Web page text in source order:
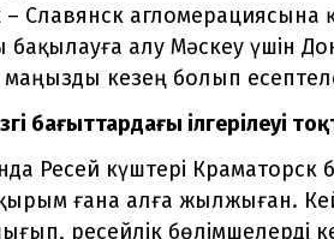
– Славянск агломерациясына
бақылауға алу Мәскеу үшін
кезең болып
бағыттардағы ілгерілеуі
Ресей күштері Краматорск
ғана алға жылжыған.
ресейлік бөлімшелерді